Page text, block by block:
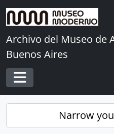
Skip to main content
Archivo del Museo de
Buenos Aires
Toggle navigation
Narrow